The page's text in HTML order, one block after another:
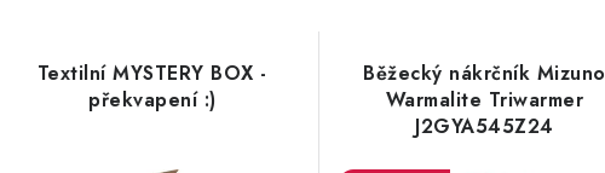
Textilní MYSTERY BOX -
překvapení :)
Běžecký nákrčník Mizuno
Warmalite Triwarmer
J2GYA545Z24